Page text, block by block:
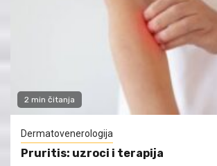
2 min čitanja
Dermatovenerologija
Pruritis: uzroci i terapija